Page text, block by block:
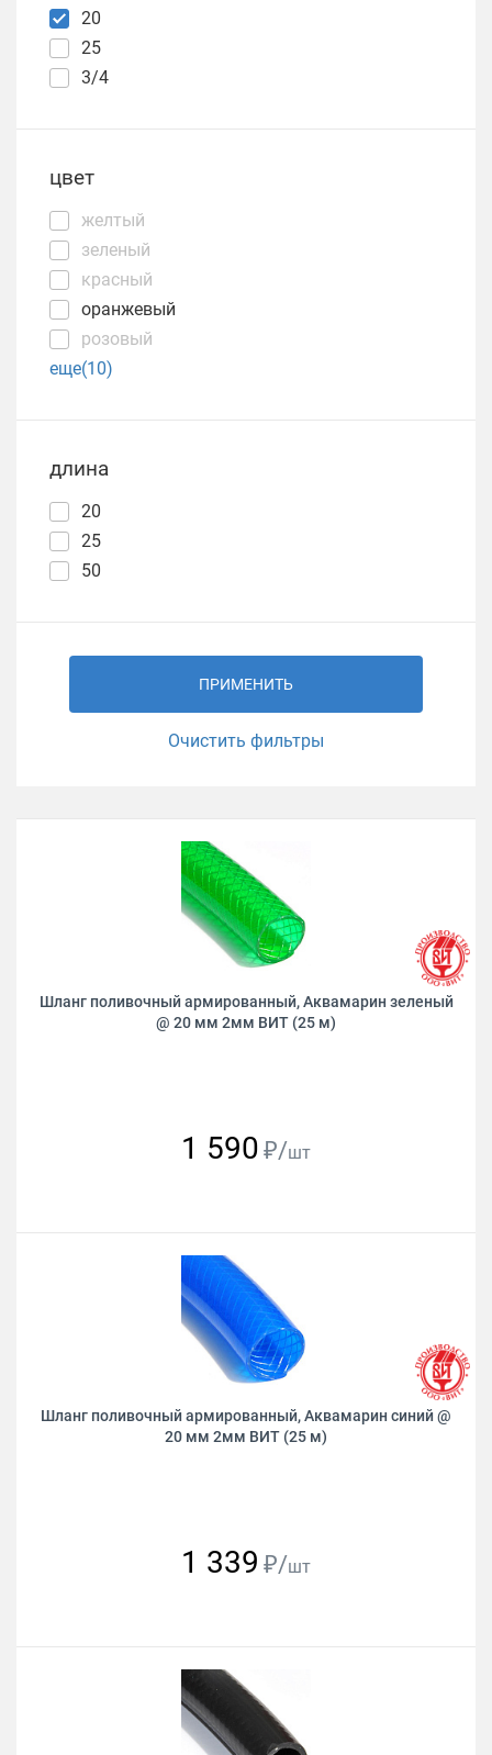
20
25
3/4
цвет
желтый
зеленый
красный
оранжевый
розовый
еще(10)
длина
20
25
50
ПРИМЕНИТЬ
Очистить фильтры
Шланг поливочный армированный, Аквамарин зеленый
@ 20 мм 2мм ВИТ (25 м)
1 590 ₽/шт
Шланг поливочный армированный, Аквамарин синий @
20 мм 2мм ВИТ (25 м)
1 339 ₽/шт